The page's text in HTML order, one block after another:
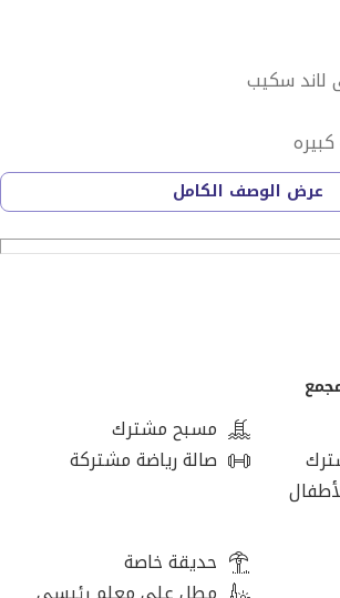
لاند سكيب
مرنه
عرض الوصف الكامل
مسبح مشترك
صالة رياضة مشتركة
حديقة خاصة